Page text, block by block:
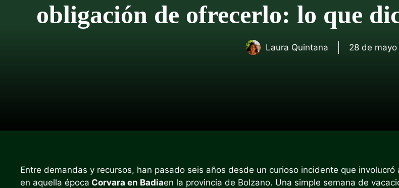
obligación de ofrecerlo: lo que
Laura Quintana 28 de
Entre demandas y recursos, han pasado seis años desde un curioso incidente que involucró
en aquella época Corvara en Badiaen la provincia de Bolzano. Una simple semana de